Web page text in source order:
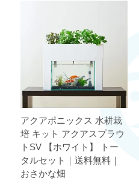
アクアポニックス 水耕栽
培 キット アクアスプラウ
トSV 【ホワイト】 トー
タルセット｜送料無料｜
おさかな畑